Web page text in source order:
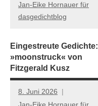
Jan-Eike Hornauer für
dasgedichtblog
Eingestreute Gedichte:
»moonstruck« von
Fitzgerald Kusz
8. Juni 2026
Jan-Eike Hornauer für